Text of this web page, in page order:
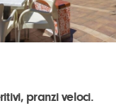
pranzi veloci.